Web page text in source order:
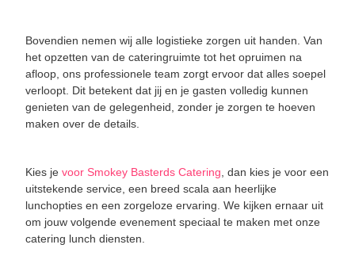
Bovendien nemen wij alle logistieke zorgen uit handen. Van
het opzetten van de cateringruimte tot het opruimen na
afloop, ons professionele team zorgt ervoor dat alles soepel
verloopt. Dit betekent dat jij en je gasten volledig kunnen
genieten van de gelegenheid, zonder je zorgen te hoeven
maken over de details.
Kies jevoor Smokey Basterds Catering, dan kies je voor een
uitstekende service, een breed scala aan heerlijke
lunchopties en een zorgeloze ervaring. We kijken ernaar uit
om jouw volgende evenement speciaal te maken met onze
catering lunch diensten.